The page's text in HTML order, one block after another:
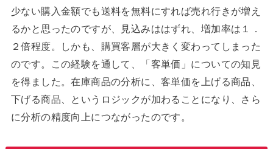
少ない購入金額でも送料を無料にすれば売れ行きが増え
るかと思ったのですが、見込みははずれ、増加率は１．
２倍程度。しかも、購買客層が大きく変わってしまった
のです。この経験を通して、「客単価」についての知見
を得ました。在庫商品の分析に、客単価を上げる商品、
下げる商品、というロジックが加わることになり、さら
に分析の精度向上につながったのです。